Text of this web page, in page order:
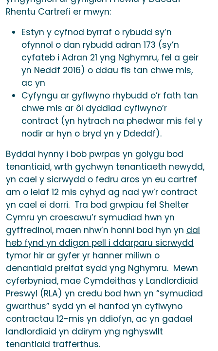
Rhentu Cartrefi er mwyn:
Estyn y cyfnod byrraf o rybudd sy’n
ofynnol o dan rybudd adran 173 (sy’n
cyfateb i Adran 21 yng Nghymru, fel a geir
yn Neddf 2016) o ddau fis tan chwe mis,
ac yn
Cyfyngu ar gyflwyno rhybudd o’r fath tan
chwe mis ar ôl dyddiad cyflwyno’r
contract (yn hytrach na phedwar mis fel y
nodir ar hyn o bryd yn y Ddeddf).
Byddai hynny i bob pwrpas yn golygu bod
tenantiaid, wrth gychwyn tenantiaeth newydd,
yn cael y sicrwydd o fedru aros yn eu cartref
am o leiaf 12 mis cyhyd ag nad yw’r contract
yn cael ei dorri. Tra bod grwpiau fel Shelter
Cymru yn croesawu’r symudiad hwn yn
gyffredinol, maen nhw’n honni bod hyn yn dal
heb fynd yn ddigon pell i ddarparu sicrwydd
tymor hir ar gyfer yr hanner miliwn o
denantiaid preifat sydd yng Nghymru. Mewn
cyferbyniad, mae Cymdeithas y Landlordiaid
Preswyl (RLA) yn credu bod hwn yn “symudiad
gwarthus” sydd yn ei hanfod yn cyflwyno
contractau 12-mis yn ddiofyn, ac yn gadael
landlordiaid yn ddirym yng nghyswllt
tenantiaid trafferthus.